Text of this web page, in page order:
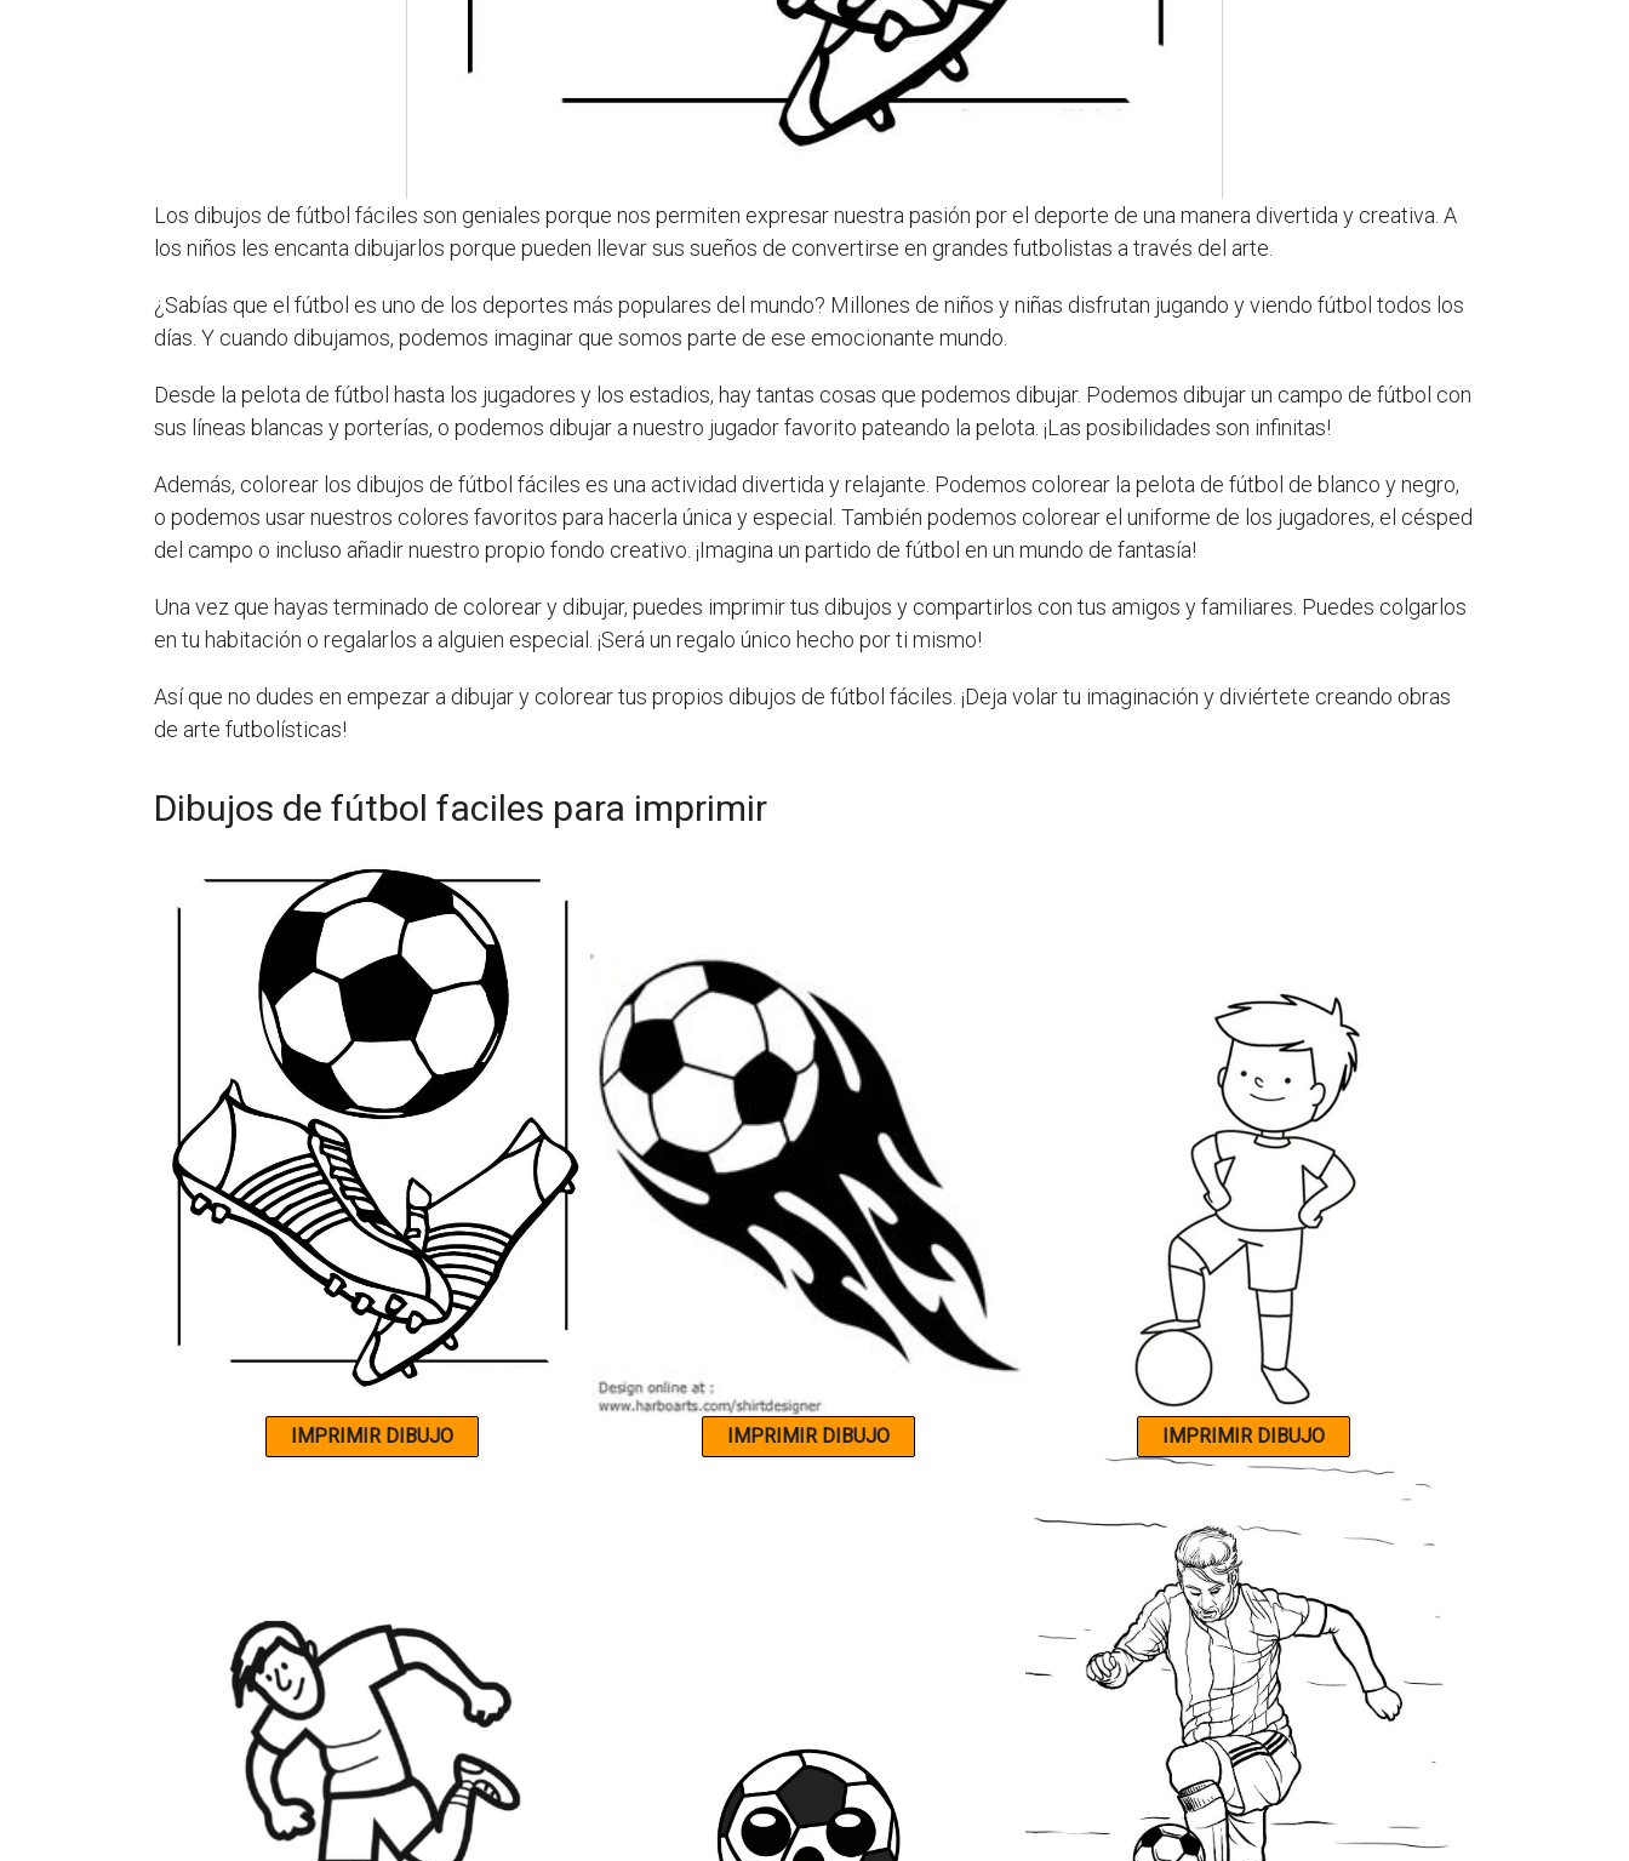
Los dibujos de fútbol fáciles son geniales porque nos permiten expresar nuestra pasión por el deporte de una manera divertida y creativa. A
los niños les encanta dibujarlos porque pueden llevar sus sueños de convertirse en grandes futbolistas a través del arte.
¿Sabías que el fútbol es uno de los deportes más populares del mundo? Millones de niños y niñas disfrutan jugando y viendo fútbol todos los
días. Y cuando dibujamos, podemos imaginar que somos parte de ese emocionante mundo.
Desde la pelota de fútbol hasta los jugadores y los estadios, hay tantas cosas que podemos dibujar. Podemos dibujar un campo de fútbol con
sus líneas blancas y porterías, o podemos dibujar a nuestro jugador favorito pateando la pelota. ¡Las posibilidades son infinitas!
Además, colorear los dibujos de fútbol fáciles es una actividad divertida y relajante. Podemos colorear la pelota de fútbol de blanco y negro,
o podemos usar nuestros colores favoritos para hacerla única y especial. También podemos colorear el uniforme de los jugadores, el césped
del campo o incluso añadir nuestro propio fondo creativo. ¡Imagina un partido de fútbol en un mundo de fantasía!
Una vez que hayas terminado de colorear y dibujar, puedes imprimir tus dibujos y compartirlos con tus amigos y familiares. Puedes colgarlos
en tu habitación o regalarlos a alguien especial. ¡Será un regalo único hecho por ti mismo!
Así que no dudes en empezar a dibujar y colorear tus propios dibujos de fútbol fáciles. ¡Deja volar tu imaginación y diviértete creando obras
de arte futbolísticas!
Dibujos de fútbol faciles para imprimir